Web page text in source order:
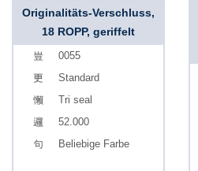
Originalitäts-Verschluss,
18 ROPP, geriffelt
0055
Standard
Tri seal
52.000
Beliebige Farbe